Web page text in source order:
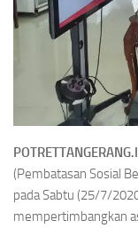
(Pembatasan Sosial
pada Sabtu (25/7/
mempertimbangkan